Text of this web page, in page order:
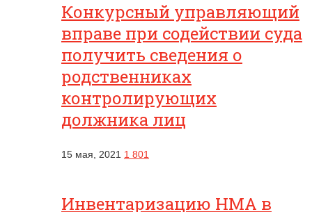
Конкурсный управляющий
вправе при содействии суда
получить сведения о
родственниках
контролирующих
должника лиц
15 мая, 2021 1 801
Инвентаризацию НМА в